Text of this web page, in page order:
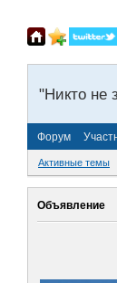
"Никто не
Форум
Активные темы
Объявление